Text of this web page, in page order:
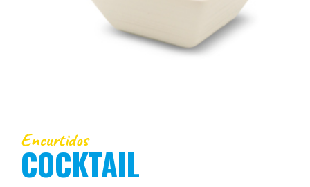
Encurtidos
COCKTAIL